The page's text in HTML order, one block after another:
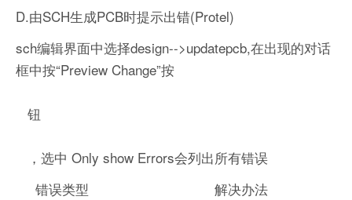
D.由SCH生成PCB时提示出错(Protel)
sch编辑界面中选择design-->updatepcb,在出现的对话
框中按“Preview Change”按
钮
，选中 Only show Errors会列出所有错误
错误类型 解决办法